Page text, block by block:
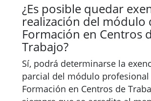
¿Es posible quedar
realización del módulo
Formación en Centros
Trabajo?
Sí, podrá determinarse la
parcial del módulo profesional
Formación en Centros de